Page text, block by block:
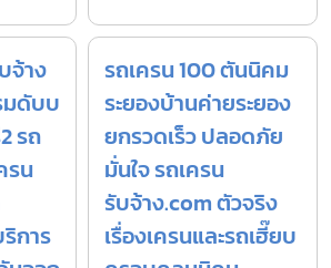
จ้าง
มดับบ
รถ
รน
การ
รถเครน 100 ตันนิคม
ระยองบ้านค่ายระยอง
ยกรวดเร็ว ปลอดภัย
มั่นใจ รถเครน
รับจ้าง.com ตัวจริง
เรื่องเครนและรถเฮี๊ยบ